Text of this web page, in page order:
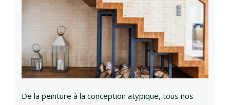
De la peinture à la conception atypique, tous nos